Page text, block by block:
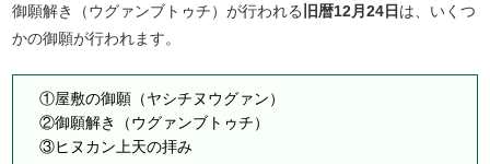
御願解き（ウグァンブトゥチ）が行われる 旧暦12月24日 は、いくつ
かの御願が行われます。
①屋敷の御願（ヤシチヌウグァン）
②御願解き（ウグァンブトゥチ）
③ヒヌカン上天の拝み